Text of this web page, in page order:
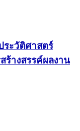
ระวัติศาสตร์
ร้างสรรค์ผลงาน